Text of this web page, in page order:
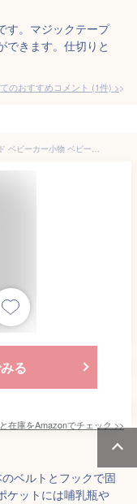
す。マジックテープ
できます。仕切りと
のおすすめコメント (1件) >
ベビーベッド収納 ッド収納バッグ ベビーベッド ベビーカー小物 ベビーベッド収納袋 ベビーベッドウォールポケット おむつポーチ 子供部屋収納 サイドポーチ 吊り袋 オムツ オモチャ収納袋 小物入れ 大容量 ハンギング収納袋 雑物収納 多用途 ベビー用品 子育て 出産祝い Gray
る
在庫をAmazonでチェック >>
ベルトとフックで固
ケットには哺乳瓶や